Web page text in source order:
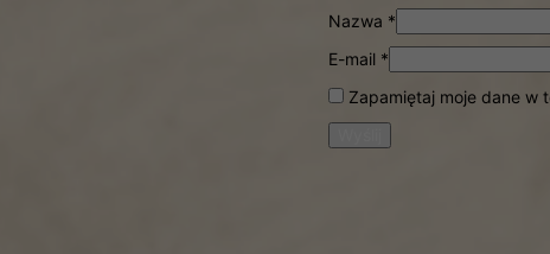
Nazwa *
E-mail *
Zapamiętaj moje dane w